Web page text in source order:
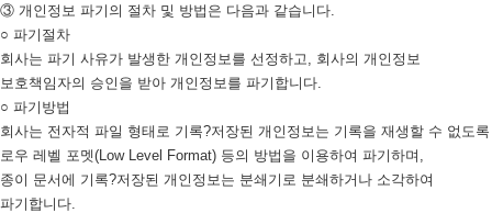
③ 개인정보 파기의 절차 및 방법은 다음과 같습니다.
○ 파기절차
회사는 파기 사유가 발생한 개인정보를 선정하고, 회사의 개인정보
보호책임자의 승인을 받아 개인정보를 파기합니다.
○ 파기방법
회사는 전자적 파일 형태로 기록?저장된 개인정보는 기록을 재생할 수 없도록
로우 레벨 포멧(Low Level Format) 등의 방법을 이용하여 파기하며,
종이 문서에 기록?저장된 개인정보는 분쇄기로 분쇄하거나 소각하여
파기합니다.